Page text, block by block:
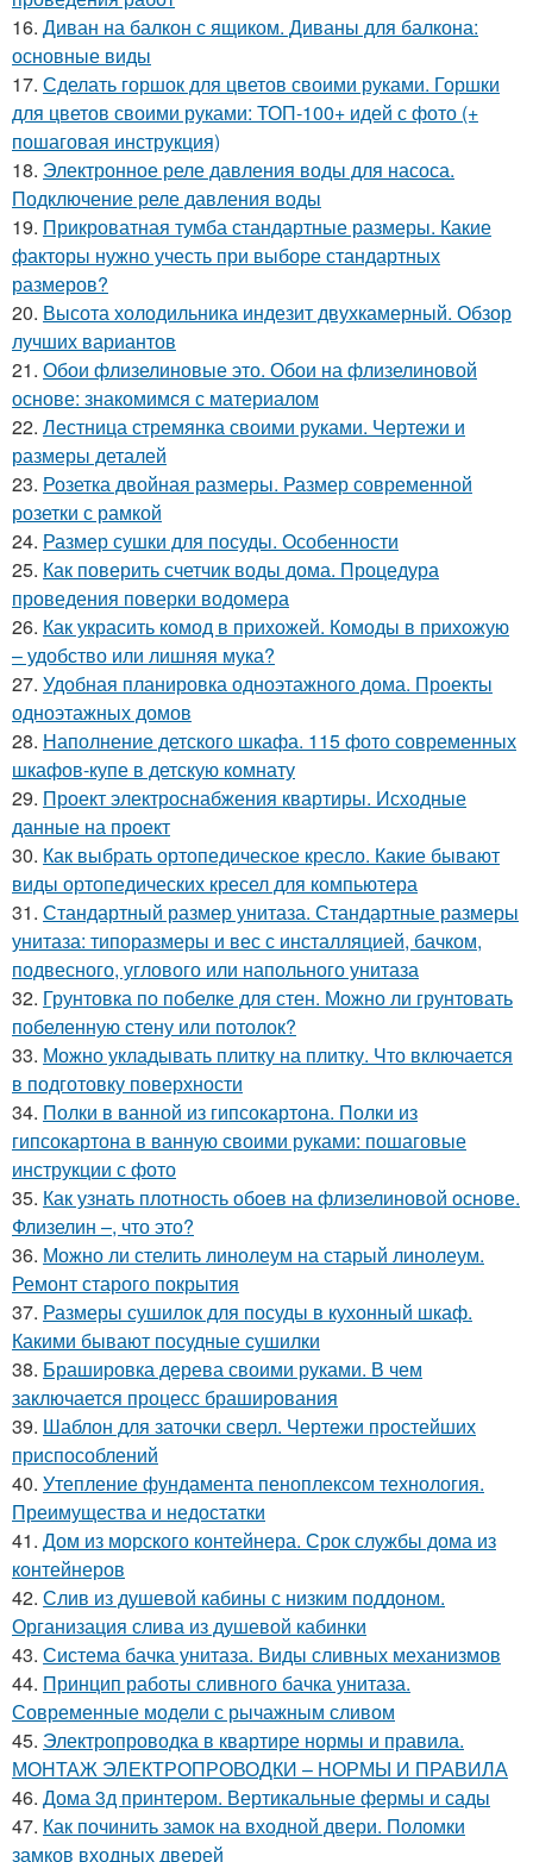
16. Диван на балкон с ящиком. Диваны для балкона:
основные виды
17. Сделать горшок для цветов своими руками. Горшки
для цветов своими руками: ТОП-100+ идей с фото (+
пошаговая инструкция)
18. Электронное реле давления воды для насоса.
Подключение реле давления воды
19. Прикроватная тумба стандартные размеры. Какие
факторы нужно учесть при выборе стандартных
размеров?
20. Высота холодильника индезит двухкамерный. Обзор
лучших вариантов
21. Обои флизелиновые это. Обои на флизелиновой
основе: знакомимся с материалом
22. Лестница стремянка своими руками. Чертежи и
размеры деталей
23. Розетка двойная размеры. Размер современной
розетки с рамкой
24. Размер сушки для посуды. Особенности
25. Как поверить счетчик воды дома. Процедура
проведения поверки водомера
26. Как украсить комод в прихожей. Комоды в прихожую
– удобство или лишняя мука?
27. Удобная планировка одноэтажного дома. Проекты
одноэтажных домов
28. Наполнение детского шкафа. 115 фото современных
шкафов-купе в детскую комнату
29. Проект электроснабжения квартиры. Исходные
данные на проект
30. Как выбрать ортопедическое кресло. Какие бывают
виды ортопедических кресел для компьютера
31. Стандартный размер унитаза. Стандартные размеры
унитаза: типоразмеры и вес с инсталляцией, бачком,
подвесного, углового или напольного унитаза
32. Грунтовка по побелке для стен. Можно ли грунтовать
побеленную стену или потолок?
33. Можно укладывать плитку на плитку. Что включается
в подготовку поверхности
34. Полки в ванной из гипсокартона. Полки из
гипсокартона в ванную своими руками: пошаговые
инструкции с фото
35. Как узнать плотность обоев на флизелиновой основе.
Флизелин –, что это?
36. Можно ли стелить линолеум на старый линолеум.
Ремонт старого покрытия
37. Размеры сушилок для посуды в кухонный шкаф.
Какими бывают посудные сушилки
38. Брашировка дерева своими руками. В чем
заключается процесс браширования
39. Шаблон для заточки сверл. Чертежи простейших
приспособлений
40. Утепление фундамента пеноплексом технология.
Преимущества и недостатки
41. Дом из морского контейнера. Срок службы дома из
контейнеров
42. Слив из душевой кабины с низким поддоном.
Организация слива из душевой кабинки
43. Система бачка унитаза. Виды сливных механизмов
44. Принцип работы сливного бачка унитаза.
Современные модели с рычажным сливом
45. Электропроводка в квартире нормы и правила.
МОНТАЖ ЭЛЕКТРОПРОВОДКИ – НОРМЫ И ПРАВИЛА
46. Дома 3д принтером. Вертикальные фермы и сады
47. Как починить замок на входной двери. Поломки
замков входных дверей